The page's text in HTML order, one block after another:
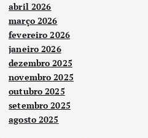
abril 2026
março 2026
fevereiro 2026
janeiro 2026
dezembro 2025
novembro 2025
outubro 2025
setembro 2025
agosto 2025